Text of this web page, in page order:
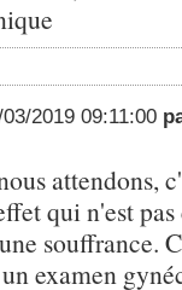
2019 09:11:00
attendons,
qui n'est
souffrance.
examen